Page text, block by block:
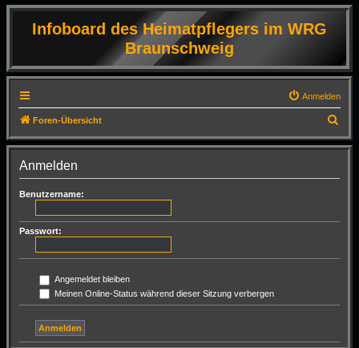
Infoboard des Heimatpflegers im WRG
Braunschweig
Anmelden
Foren-Übersicht
u
Anmelden
Benutzername:
Passwort:
Angemeldet bleiben
Meinen Online-Status während dieser Sitzung verbergen